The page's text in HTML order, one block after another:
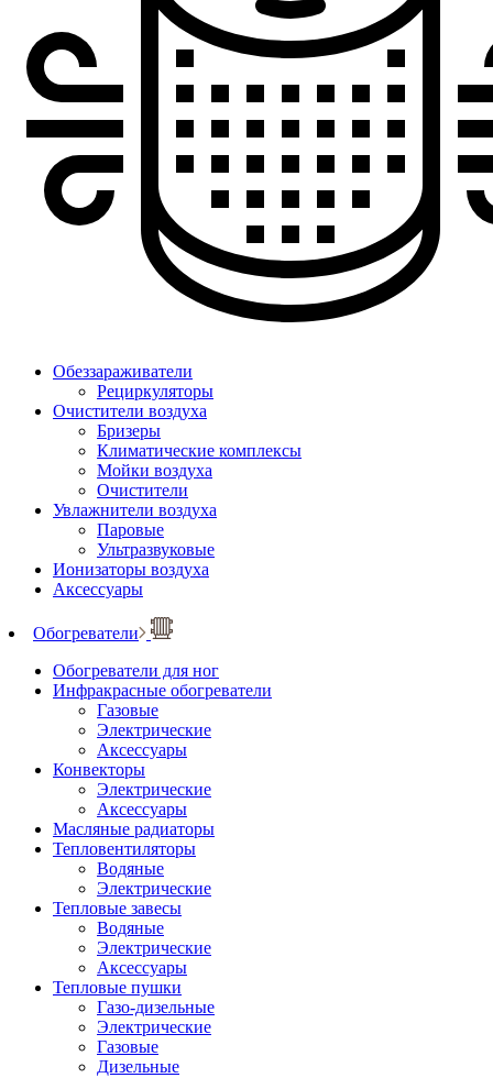
Обеззараживатели
Рециркуляторы
Очистители воздуха
Бризеры
Климатические комплексы
Мойки воздуха
Очистители
Увлажнители воздуха
Паровые
Ультразвуковые
Ионизаторы воздуха
Аксессуары
Обогреватели
Обогреватели для ног
Инфракрасные обогреватели
Газовые
Электрические
Аксессуары
Конвекторы
Электрические
Аксессуары
Масляные радиаторы
Тепловентиляторы
Водяные
Электрические
Тепловые завесы
Водяные
Электрические
Аксессуары
Тепловые пушки
Газо-дизельные
Электрические
Газовые
Дизельные